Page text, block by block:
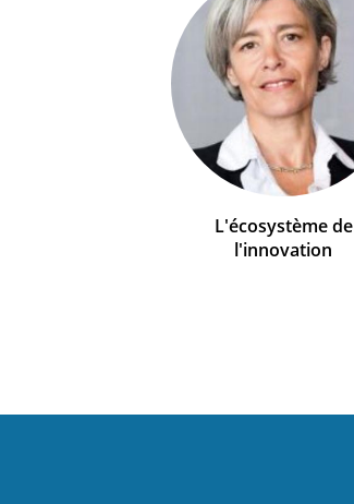
L'écosystème de
l'innovation